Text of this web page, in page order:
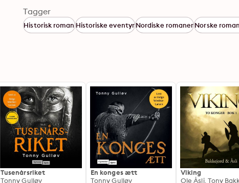
Tagger
Historisk romanHistoriske eventyrNordiske romanerNorske
Tusenårsriket
Tonny Gulløv
En konges ætt
Tonny Gulløv
Viking
Ole Åsli, Tony